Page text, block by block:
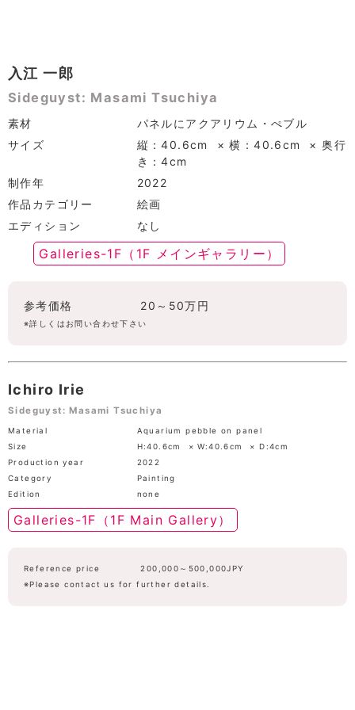
入江 一郎
Sideguyst: Masami Tsuchiya
素材
パネルにアクアリウム・ぺブル
サイズ
縦：40.6cm × 横：40.6cm × 奥行
き：4cm
制作年
2022
作品カテゴリー
絵画
エディション
なし
Galleries-1F（1F メインギャラリー）
参考価格 20～50万円
※詳しくはお問い合わせ下さい
Ichiro Irie
Sideguyst: Masami Tsuchiya
Material
Aquarium pebble on panel
Size
H:40.6cm × W:40.6cm × D:4cm
Production year
2022
Category
Painting
Edition
none
Galleries-1F（1F Main Gallery）
Reference price
200,000～500,000JPY
※Please contact us for further details.